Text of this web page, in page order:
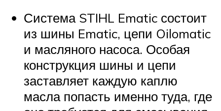
Система STIHL Ematic состоит
из шины Ematic, цепи Oilomatic
и масляного насоса. Особая
конструкция шины и цепи
заставляет каждую каплю
масла попасть именно туда, где